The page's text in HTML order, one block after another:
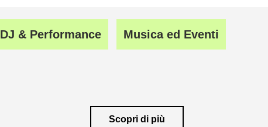
DJ & Performance Musica ed Eventi
Scopri di più